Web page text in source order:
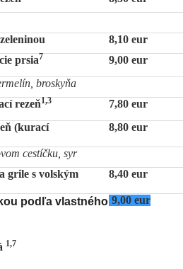
8,10 eur
prsia7
9,00 eur
broskyňa
rezeň1,3
7,80 eur
(kurací
8,80 eur
cestíčku, syr
grile s volským
8,40 eur
podľa vlastného
1,7
9,00 eur